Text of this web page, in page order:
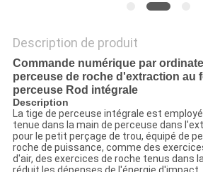
Description de produit
Commande numérique par
perceuse de roche d'extraction au
perceuse Rod intégrale
Description
La tige de perceuse intégrale est
tenue dans la main de perceuse dans
pour le petit perçage de trou, équipé de
roche de puissance, comme des
d'air, des exercices de roche tenus dans